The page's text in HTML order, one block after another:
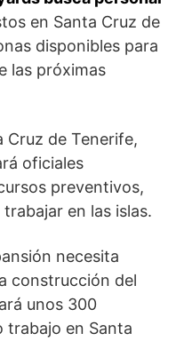
en Santa Cruz de
disponibles para
las próximas
Cruz de Tenerife,
oficiales
preventivos,
en las islas.
necesita
construcción del
unos 300
trabajo en Santa